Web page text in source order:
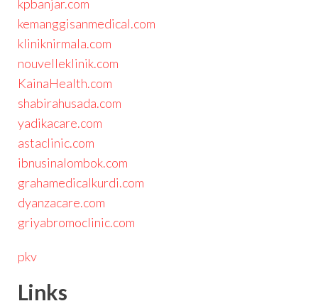
kpbanjar.com
kemanggisanmedical.com
kliniknirmala.com
nouvelleklinik.com
KainaHealth.com
shabirahusada.com
yadikacare.com
astaclinic.com
ibnusinalombok.com
grahamedicalkurdi.com
dyanzacare.com
griyabromoclinic.com
pkv
Links